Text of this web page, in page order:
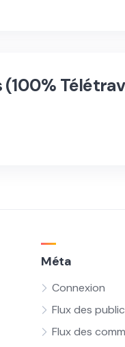
Méta
Connexion
Flux des
Flux des